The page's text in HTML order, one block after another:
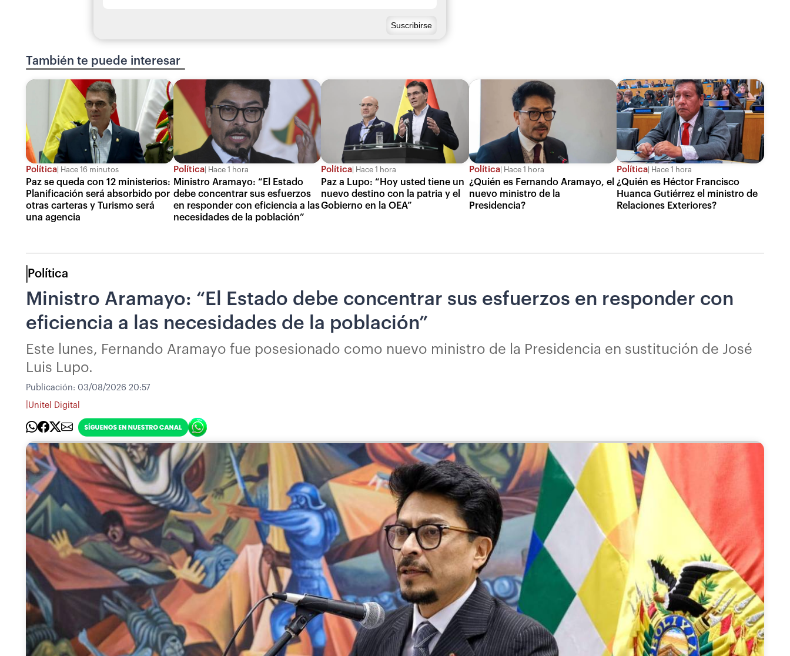
También te puede interesar
Política Hace 16 minutos
Paz se queda con 12 ministerios:
Planificación será absorbido por
otras carteras y Turismo será
una agencia
Política Hace 1 hora
Ministro Aramayo: “El Estado
debe concentrar sus esfuerzos
en responder con eficiencia a las
necesidades de la población”
Política Hace 1 hora
Paz a Lupo: “Hoy usted tiene un
nuevo destino con la patria y el
Gobierno en la OEA”
Política Hace 1 hora
¿Quién es Fernando Aramayo, el
nuevo ministro de la
Presidencia?
Política Hace 1 hora
¿Quién es Héctor Francisco
Huanca Gutiérrez el ministro de
Relaciones Exteriores?
Política
Ministro Aramayo: “El Estado debe concentrar sus esfuerzos en responder con
eficiencia a las necesidades de la población”
Este lunes, Fernando Aramayo fue posesionado como nuevo ministro de la Presidencia en sustitución de José
Luis Lupo.
Publicación: 03/08/2026 20:57
Unitel Digital